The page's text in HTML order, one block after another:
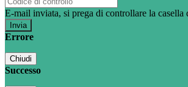
E-mail inviata, si prega di controllare la casella
Errore
Chiudi
Successo